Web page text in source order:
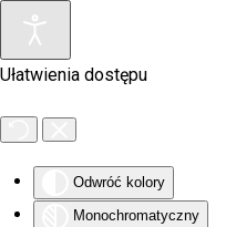
Ułatwienia dostępu
Odwróć kolory
Monochromatyczny
Skip to main content